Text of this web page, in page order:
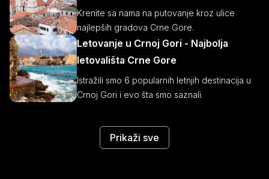
Krenite sa nama na putovanje kroz ulice
najlepših gradova Crne Gore.
Letovanje u Crnoj Gori - Najbolja
letovališta Crne Gore
Istražili smo 6 popularnih letnjih destinacija u
Crnoj Gori i evo šta smo saznali.
Prikaži sve